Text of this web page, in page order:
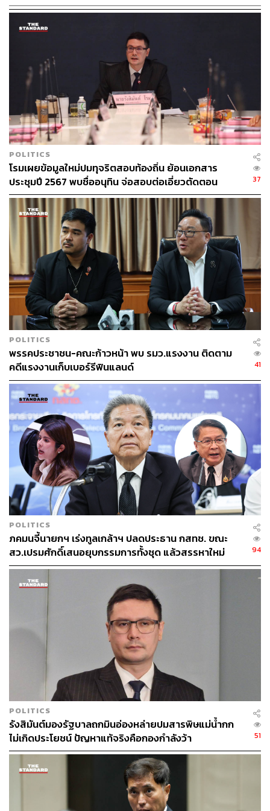
เราเรียนไปตามตรง อย่างที่ผมได้บอกไปจริงๆ ความสามารถ
ของบุคคล และประสบการณ์ที่เป็นประโยชน์ ทั้งการบริหาร
กรุงเทพมหานคร และการใช้กฎหมายมหาชน ซึ่งสุรพลเป็น
อาจารย์ที่ได้รับการยอมรับในวงการด้านกฎหมาย โดยเฉพาะ
กฎหมายมหาชน เป็นการมองความสามารถล้วนๆ ไม่ได้มอง
เรื่องอื่นเรื่องใด หากมีคนต่อต้าน หรือกระแสตีกลับ ก็เป็น
หน้าที่ของเราที่ต้องสื่อสาร”
TAGS: กรุงเทพมหานคร
พิจารณ์ เชาวพัฒนวงศ์
พรรคก้าวไกล
ณัฐพงษ์ เรืองปัญญาวุฒิ
ชัยวัฒน์ สถาวรวิจิตร
พรรคประชาชน
66
ABOUT THE AUTHOR
กองบรรณาธิการ THE STANDARD
POLITICS
โรมเผยข้อมูลใหม่ปมทุจริตสอบท้องถิ่น ย้อนเอกสาร
ประชุมปี 2567 พบชื่ออนุทิน จ่อสอบต่อเอี่ยวตัดตอน
ม.บูรพา หรือไม่
37
POLITICS
พรรคประชาชน-คณะก้าวหน้า พบ รมว.แรงงาน ติดตาม
คดีแรงงานเก็บเบอร์รีฟินแลนด์
41
POLITICS
ภคมนจี้นายกฯ เร่งทูลเกล้าฯ ปลดประธาน กสทช. ขณะ
สว.เปรมศักดิ์เสนอยุบกรรมการทั้งชุด แล้วสรรหาใหม่
94
POLITICS
รังสิมันต์มองรัฐบาลถกมินอ่องหล่ายปมสารพิษแม่น้ำกก
ไม่เกิดประโยชน์ ปัญหาแท้จริงคือกองกำลังว้า
51